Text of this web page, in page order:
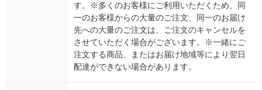
す。※多くのお客様にご利用いただくため、同
一のお客様からの大量のご注文、同一のお届け
先への大量のご注文は、ご注文のキャンセルを
させていただく場合がございます。※一緒にご
注文する商品、またはお届け地域等により翌日
配達ができない場合があります。